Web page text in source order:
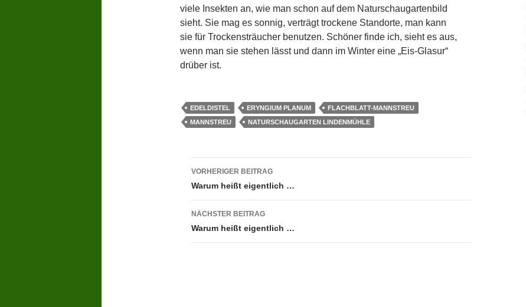
viele Insekten an, wie man schon auf dem Naturschaugartenbild
sieht. Sie mag es sonnig, verträgt trockene Standorte, man kann
sie für Trockensträucher benutzen. Schöner finde ich, sieht es aus,
wenn man sie stehen lässt und dann im Winter eine „Eis-Glasur“
drüber ist.
EDELDISTEL ERYNGIUM PLANUM
FLACHBLATT-MANNSTREU
MANNSTREU
NATURSCHAUGARTEN LINDENMÜHLE
Beitragsnavigation
VORHERIGER BEITRAG
Warum heißt eigentlich …
NÄCHSTER BEITRAG
Warum heißt eigentlich …